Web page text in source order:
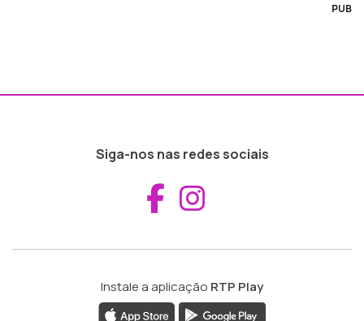
PUB
Siga-nos nas redes sociais
Aceder ao
Instale a aplicação RTP Play